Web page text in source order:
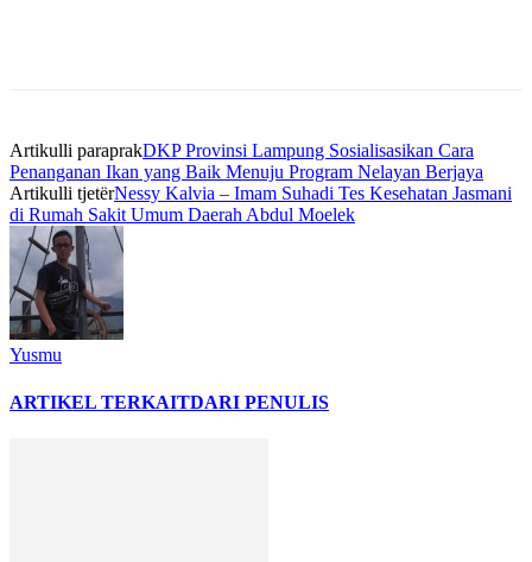
Artikulli paraprakDKP Provinsi Lampung Sosialisasikan Cara
Penanganan Ikan yang Baik Menuju Program Nelayan Berjaya
Artikulli tjetërNessy Kalvia – Imam Suhadi Tes Kesehatan Jasmani
di Rumah Sakit Umum Daerah Abdul Moelek
Yusmu
ARTIKEL TERKAITDARI PENULIS